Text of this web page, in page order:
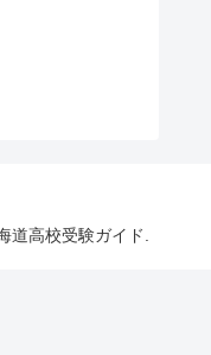
道高校受験ガイド.